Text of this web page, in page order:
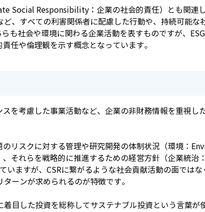
Social Responsibility：企業の社会的責任）とも関連
、すべての利害関係者に配慮した行動や、持続可能な
も社会や環境に関わる企業活動を表すものですが、
任や倫理観を示す概念となっています。
を考慮した事業活動など、企業の非財務情報を重視し
リスクに対する管理や研究開発の体制状況（環境：
それらを戦略的に推進するための経営方針（企業統治
いますが、CSRに繋がるような社会貢献活動の面では
ーンが求められるのが特徴です。
目した投資を総称してサステナブル投資という言葉が